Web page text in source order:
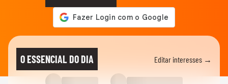
O ESSENCIAL DO DIA Editar interesses →